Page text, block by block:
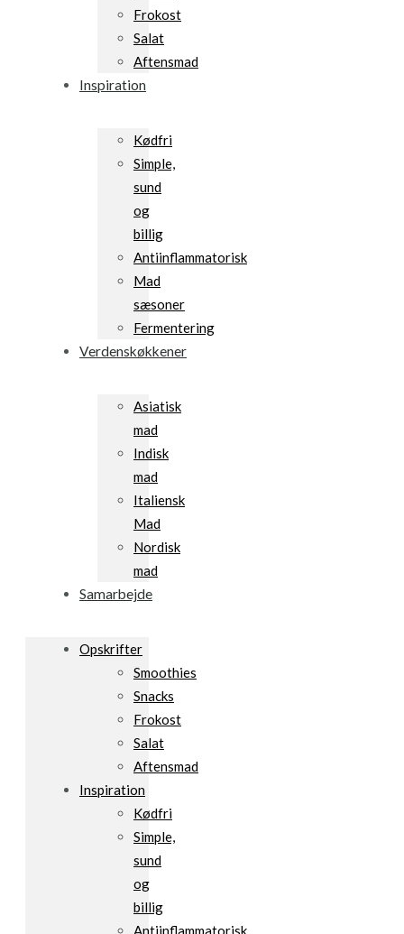
Frokost
Salat
Aftensmad
Inspiration
Kødfri
Simple,
sund
og
billig
Antiinflammatorisk
Mad
sæsoner
Fermentering
Verdenskøkkener
Asiatisk
mad
Indisk
mad
Italiensk
Mad
Nordisk
mad
Samarbejde
Opskrifter
Smoothies
Snacks
Frokost
Salat
Aftensmad
Inspiration
Kødfri
Simple,
sund
og
billig
Antiinflammatorisk